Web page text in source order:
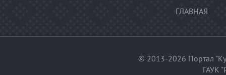
ГЛАВНАЯ
© 2013-2026 Портал
ГАУК